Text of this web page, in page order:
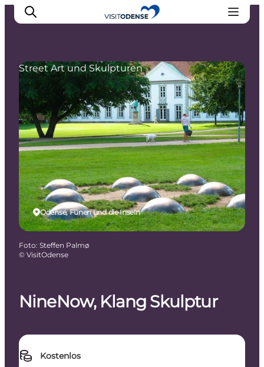
Odense erleben
Veranstaltungen
Reiseplanung
Inspiration
NineNow, Klang Skulptur
Kostenlos
Odense, Fünen und die Inseln
Street Art und Skulpturen
Foto: Steffen Palmø
© VisitOdense